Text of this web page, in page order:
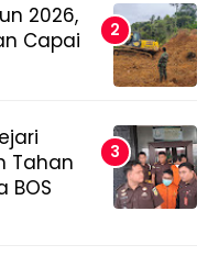
2026,
Capai
Tahan
BOS